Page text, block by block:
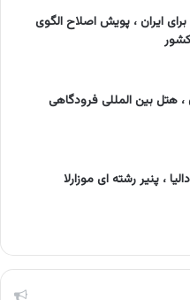
ایران ، پویش اصلاح الگوی
هتل بین المللی فرودگاهی
، پنیر رشته ای موزارلا